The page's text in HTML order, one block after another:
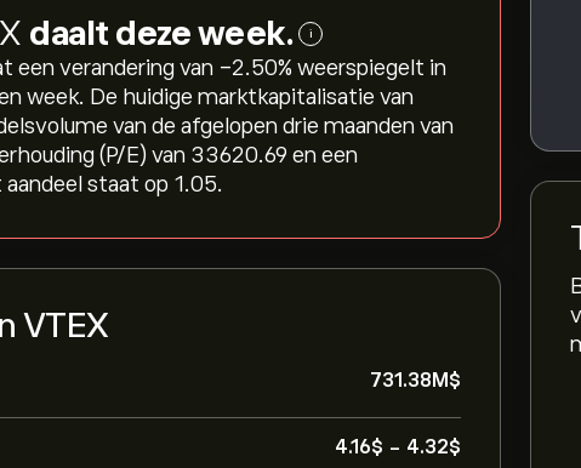
daalt deze week. i
een verandering van ‎-2.50‎% weerspiegelt in
week. De huidige marktkapitalisatie van
van de afgelopen drie maanden van
(P/E) van 33620.69 en een
staat op 1.05.
VTEX
731.38M‎$‎
4.16‎$‎ - 4.32‎$‎